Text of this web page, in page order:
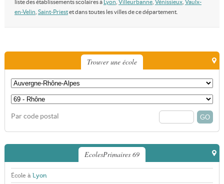
liste des établissements scolaires à Lyon Villeurbanne, Vénissieux, Vaulx-
en-Velin Saint-Priestet dans toutes les villes de ce département.
Trouver une école
Par code postal
EcolesPrimaires 69
École à Lyon